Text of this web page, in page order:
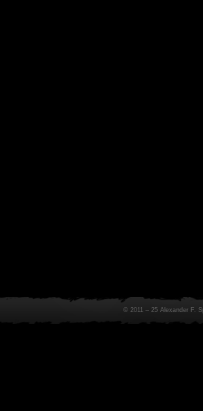
© 2011 – 25 Alexander F.